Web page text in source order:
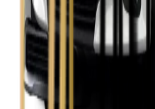
Toyota Avensis
Zobacz
Toyota Camry
Zobacz